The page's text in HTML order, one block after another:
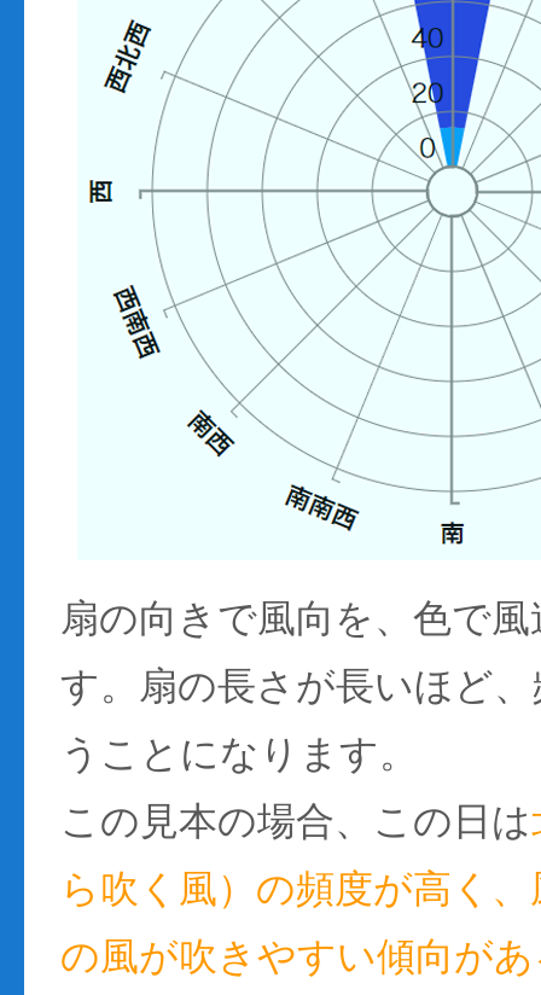
扇の向きで風向を、色で
す。扇の長さが長いほど
うことになります。
この見本の場合、この日は
ら吹く風）の頻度が高く
の風が吹きやすい傾向が